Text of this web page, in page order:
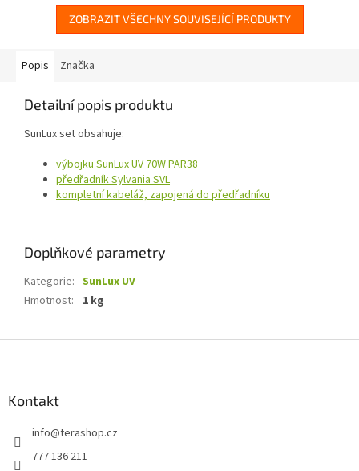
ZOBRAZIT VŠECHNY SOUVISEJÍCÍ PRODUKTY
Popis Značka
Detailní popis produktu
SunLux set obsahuje:
výbojku SunLux UV 70W PAR38
předřadník Sylvania SVL
kompletní kabeláž, zapojená do předřadníku
Doplňkové parametry
Kategorie: SunLux UV
Hmotnost: 1 kg
Kontakt
info@terashop.cz
777 136 211